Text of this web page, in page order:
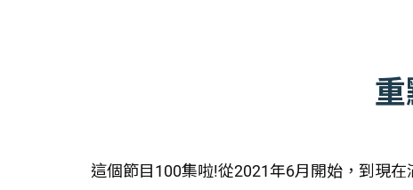
這個節目100集啦!從2021年6月開始，到現